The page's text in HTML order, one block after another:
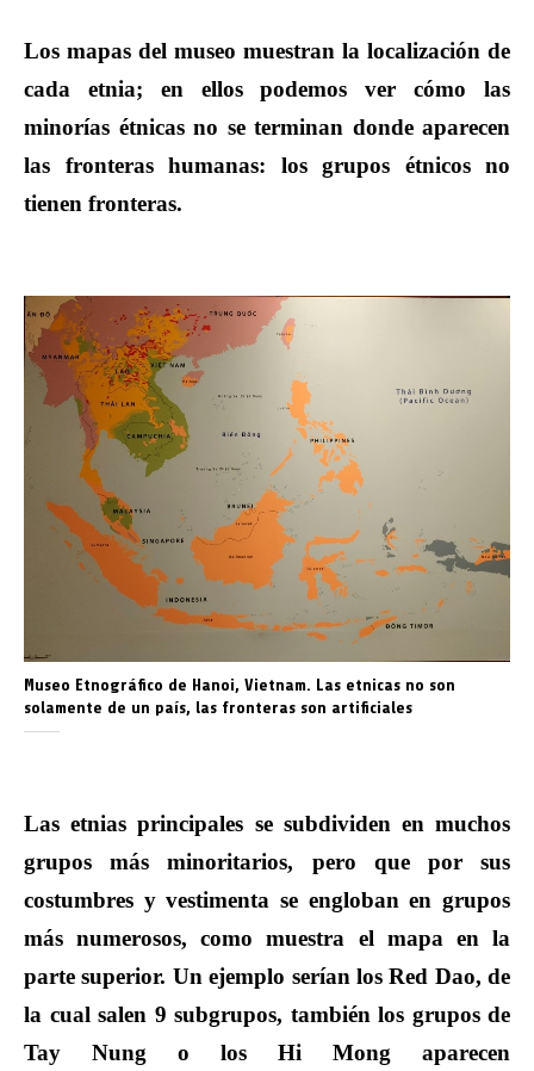
Los mapas del museo muestran la localización de
cada etnia; en ellos podemos ver cómo las
minorías étnicas no se terminan donde aparecen
las fronteras humanas: los grupos étnicos no
tienen fronteras.
Museo Etnográfico de Hanoi, Vietnam. Las etnicas no son
solamente de un país, las fronteras son artificiales
Las etnias principales se subdividen en muchos
grupos más minoritarios, pero que por sus
costumbres y vestimenta se engloban en grupos
más numerosos, como muestra el mapa en la
parte superior. Un ejemplo serían los Red Dao, de
la cual salen 9 subgrupos, también los grupos de
Tay Nung o los Hi Mong aparecen